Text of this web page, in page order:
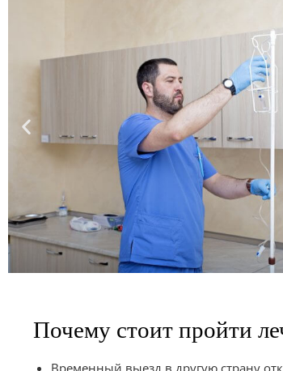
Почему стоит пройти
Временный выезд в другую страну